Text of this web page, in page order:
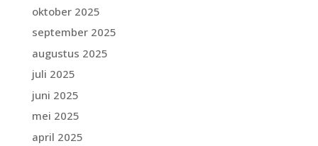
oktober 2025
september 2025
augustus 2025
juli 2025
juni 2025
mei 2025
april 2025